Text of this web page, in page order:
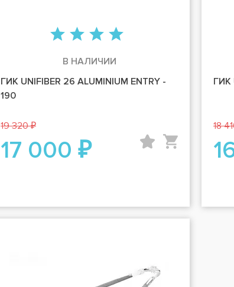
В НАЛИЧИИ
ГИК UNIFIBER 26 ALUMINIUM ENTRY -
190
19 320 ₽
17 000 ₽
ГИК
18